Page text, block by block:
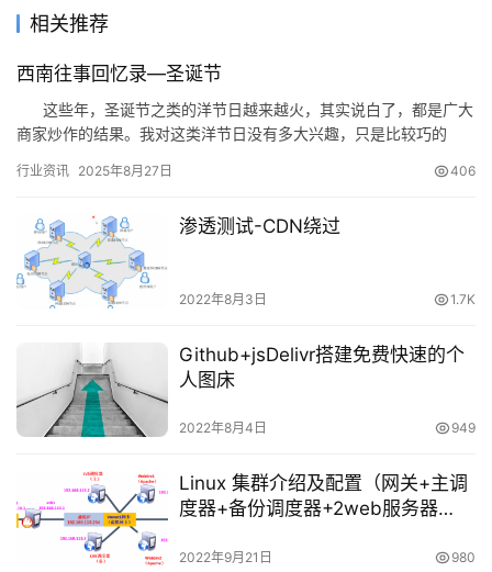
相关推荐
西南往事回忆录—圣诞节
这些年，圣诞节之类的洋节日越来越火，其实说白了，都是广大
商家炒作的结果。我对这类洋节日没有多大兴趣，只是比较巧的
行业资讯 2025年8月27日 406
渗透测试-CDN绕过
2022年8月3日 1.7K
Github+jsDelivr搭建免费快速的个
人图床
2022年8月4日 949
Linux 集群介绍及配置（网关+主调
度器+备份调度器+2web服务器
衡+共享目录+DNAT）
2022年9月21日 980